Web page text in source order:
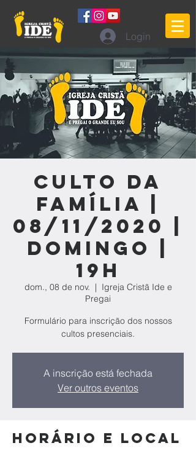
Login
Culto da
Família |
08/11/2020 |
Domingo |
19h
dom., 08 de nov.
  |
Igreja Cristã Ide e
Pregai
Formulário para inscrição dos nossos
cultos presenciais.
A inscrição está fechada
Ver outros eventos
Horário e local